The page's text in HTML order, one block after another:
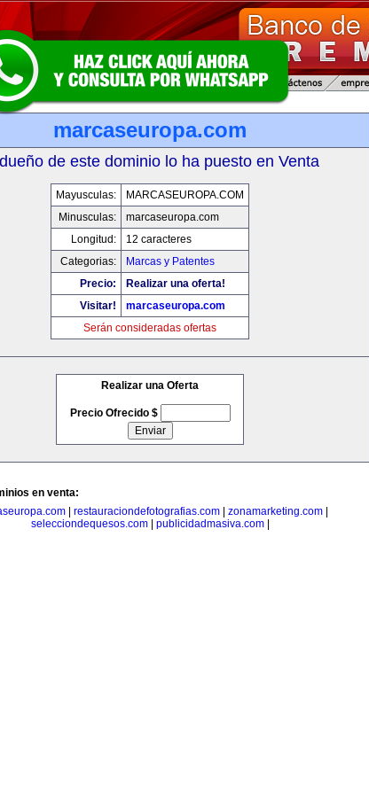
marcaseuropa.com
de este dominio lo ha puesto en Venta
Mayusculas:
MARCASEUROPA.COM
Minusculas:
marcaseuropa.com
Longitud:
12 caracteres
Categorias:
Marcas y Patentes
Precio:
Realizar una oferta!
Visitar!
marcaseuropa.com
Serán consideradas ofertas
Realizar una Oferta
Precio Ofrecido $
en venta:
| restauraciondefotografias.com| zonamarketing.com|
selecciondequesos.com| publicidadmasiva.com|